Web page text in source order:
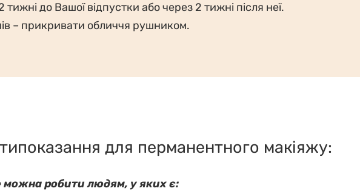
до Вашої відпустки або через 2 тижні після неї.
– прикривати обличчя рушником.
для перманентного макіяжу:
робити людям, у яких є: